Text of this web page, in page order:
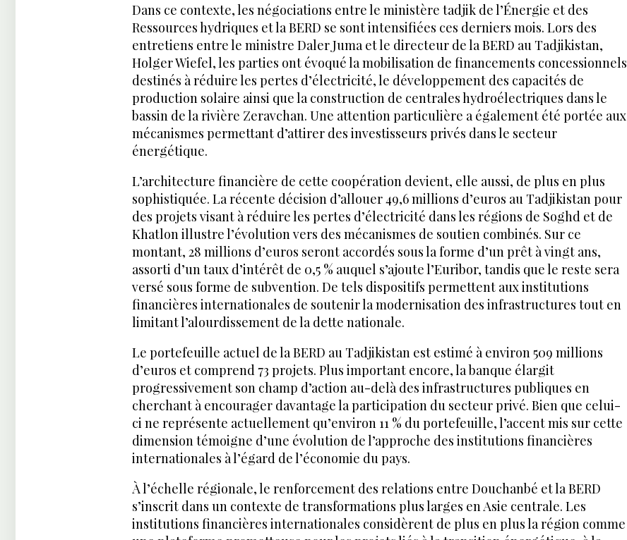
Dans ce contexte, les négociations entre le ministère tadjik de l’Énergie et des
Ressources hydriques et la BERD se sont intensifiées ces derniers mois. Lors des
entretiens entre le ministre Daler Juma et le directeur de la BERD au Tadjikistan,
Holger Wiefel, les parties ont évoqué la mobilisation de financements concessionnels
destinés à réduire les pertes d’électricité, le développement des capacités de
production solaire ainsi que la construction de centrales hydroélectriques dans le
bassin de la rivière Zeravchan. Une attention particulière a également été portée aux
mécanismes permettant d’attirer des investisseurs privés dans le secteur
énergétique.
L’architecture financière de cette coopération devient, elle aussi, de plus en plus
sophistiquée. La récente décision d’allouer 49,6 millions d’euros au Tadjikistan pour
des projets visant à réduire les pertes d’électricité dans les régions de Soghd et de
Khatlon illustre l’évolution vers des mécanismes de soutien combinés. Sur ce
montant, 28 millions d’euros seront accordés sous la forme d’un prêt à vingt ans,
assorti d’un taux d’intérêt de 0,5 % auquel s’ajoute l’Euribor, tandis que le reste sera
versé sous forme de subvention. De tels dispositifs permettent aux institutions
financières internationales de soutenir la modernisation des infrastructures tout en
limitant l’alourdissement de la dette nationale.
Le portefeuille actuel de la BERD au Tadjikistan est estimé à environ 509 millions
d’euros et comprend 73 projets. Plus important encore, la banque élargit
progressivement son champ d’action au-delà des infrastructures publiques en
cherchant à encourager davantage la participation du secteur privé. Bien que celui-
ci ne représente actuellement qu’environ 11 % du portefeuille, l’accent mis sur cette
dimension témoigne d’une évolution de l’approche des institutions financières
internationales à l’égard de l’économie du pays.
À l’échelle régionale, le renforcement des relations entre Douchanbé et la BERD
s’inscrit dans un contexte de transformations plus larges en Asie centrale. Les
institutions financières internationales considèrent de plus en plus la région comme